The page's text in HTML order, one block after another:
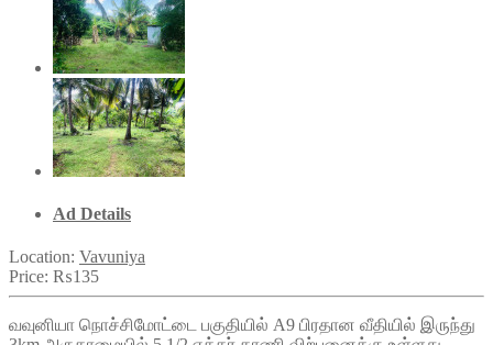
Ad Details
Location: Vavuniya
Price: ₨135
வவுனியா நொச்சிமோட்டை பகுதியில் A9 பிரதான வீதியில் இருந்து